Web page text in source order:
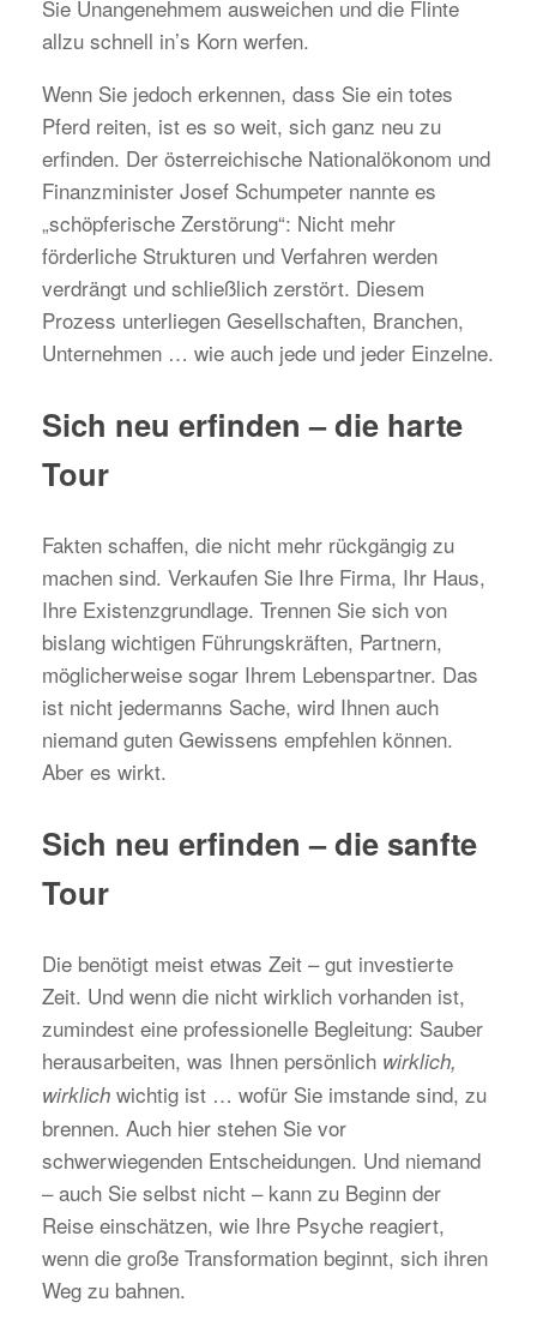
Sie Unangenehmem ausweichen und die Flinte
allzu schnell in’s Korn werfen.
Wenn Sie jedoch erkennen, dass Sie ein totes
Pferd reiten, ist es so weit, sich ganz neu zu
erfinden. Der österreichische Nationalökonom und
Finanzminister Josef Schumpeter nannte es
„schöpferische Zerstörung“: Nicht mehr
förderliche Strukturen und Verfahren werden
verdrängt und schließlich zerstört. Diesem
Prozess unterliegen Gesellschaften, Branchen,
Unternehmen … wie auch jede und jeder Einzelne.
Sich neu erfinden – die harte
Tour
Fakten schaffen, die nicht mehr rückgängig zu
machen sind. Verkaufen Sie Ihre Firma, Ihr Haus,
Ihre Existenzgrundlage. Trennen Sie sich von
bislang wichtigen Führungskräften, Partnern,
möglicherweise sogar Ihrem Lebenspartner. Das
ist nicht jedermanns Sache, wird Ihnen auch
niemand guten Gewissens empfehlen können.
Aber es wirkt.
Sich neu erfinden – die sanfte
Tour
Die benötigt meist etwas Zeit – gut investierte
Zeit. Und wenn die nicht wirklich vorhanden ist,
zumindest eine professionelle Begleitung: Sauber
herausarbeiten, was Ihnen persönlich wirklich,
wirklich wichtig ist … wofür Sie imstande sind, zu
brennen. Auch hier stehen Sie vor
schwerwiegenden Entscheidungen. Und niemand
– auch Sie selbst nicht – kann zu Beginn der
Reise einschätzen, wie Ihre Psyche reagiert,
wenn die große Transformation beginnt, sich ihren
Weg zu bahnen.